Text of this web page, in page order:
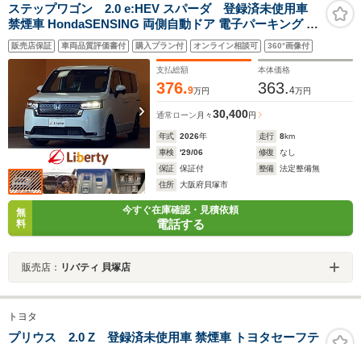
ステップワゴン 2.0 e:HEV スパーダ 登録済未使用車
禁煙車 HondaSENSING 両側自動ドア 電子パーキング ア
ダプティブクルーズコントロール ブラインドスポットモ
ニター 前席シートヒーター パワーバックドア LEDヘッド
ライト 純正アルミホイール
販売店保証 車両品質評価書付 購入プラン付 オンライン相談可 360°画像付
支払総額
376.9万円
本体価格
363.4万円
通常ローン 月々30,400円
年式 2026年 走行 8km
車検
'29/06 修復
なし
保証
保証付 整備
法定整備無
住所
大阪府貝塚市
無
料
今すぐ在庫確認・見積依頼
電話する
販売店： リバティ 貝塚店
トヨタ
プリウス 2.0 Z 登録済未使用車 禁煙車 トヨタセーフテ